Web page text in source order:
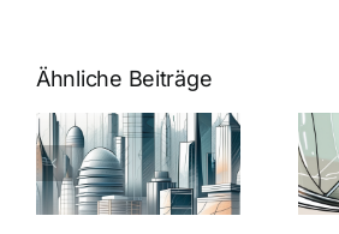
Ähnliche Beiträge
5 Gründe,
warum
Nanoversiegelung
auf Glas